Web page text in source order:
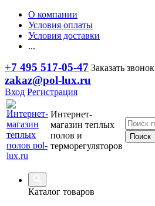
О компании
Условия оплаты
Условия доставки
...
+7 495 517-05-47 Заказать звонок
zakaz@pol-lux.ru
Вход Регистрация
Интернет-
магазин теплых
полов и
терморегуляторов
Каталог товаров